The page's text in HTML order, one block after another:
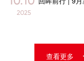
2025
查看更多